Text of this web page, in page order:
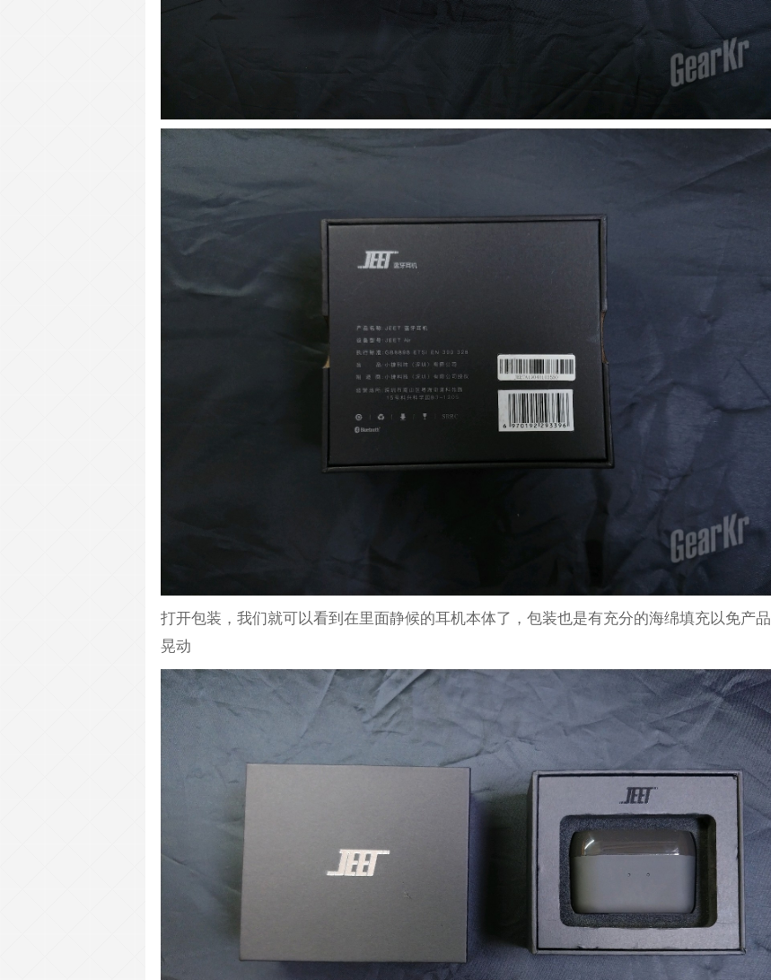
打开包装，我们就可以看到在里面静候的耳机本体了，包装也是有充分的海绵填充以免产品
晃动